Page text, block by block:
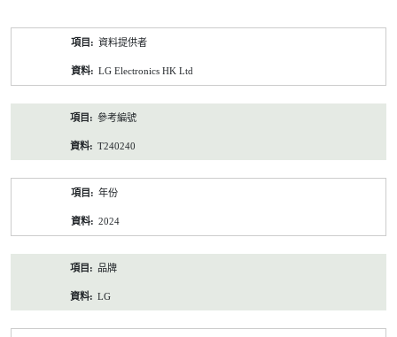
資料提供者
LG Electronics HK Ltd
參考編號
T240240
年份
2024
品牌
LG